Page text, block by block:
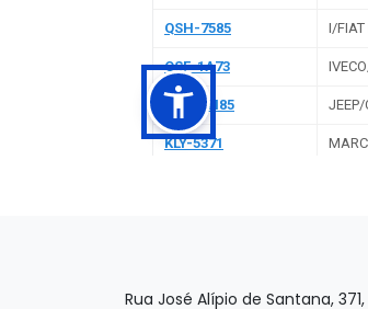
Rua José Alípio de Santana,